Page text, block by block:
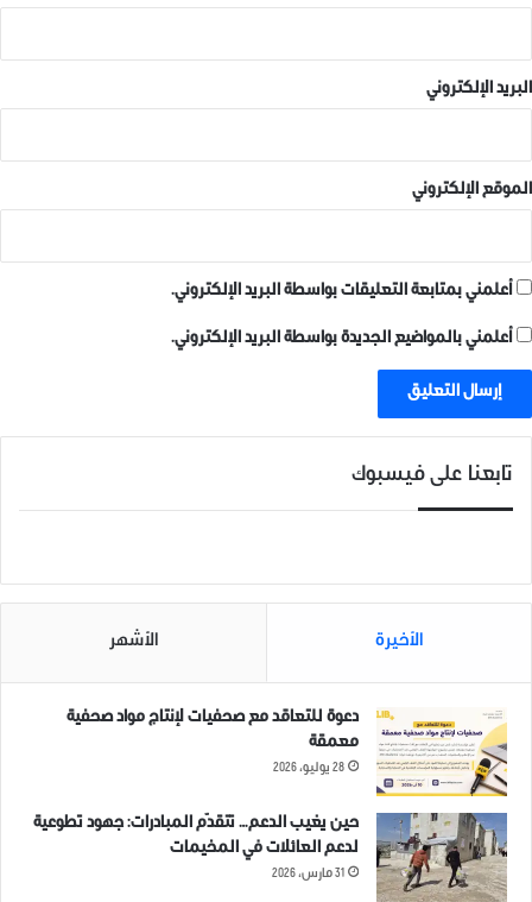
البريد الإلكتروني
الموقع الإلكتروني
أعلمني بمتابعة التعليقات بواسطة البريد الإلكتروني.
أعلمني بالمواضيع الجديدة بواسطة البريد الإلكتروني.
تابعنا على فيسبوك
الأخيرة الأشهر
دعوة للتعاقد مع صحفيات لإنتاج مواد صحفية
معمقة
28 يوليو، 2026
حين يغيب الدعم… تتقدّم المبادرات: جهود تطوعية
لدعم العائلات في المخيمات
31 مارس، 2026